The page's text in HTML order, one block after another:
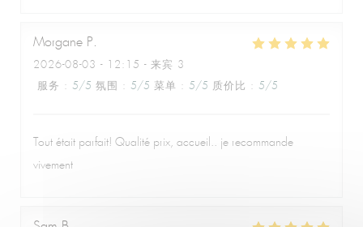
Morgane P
2026-08-03 - 12:15 - 来宾 3
服务 : 5/5 氛围 : 5/5 菜单 : 5/5 质价比 : 5/5
Tout était parfait! Qualité prix, accueil.. je recommande
vivement
Le Café de la Plage